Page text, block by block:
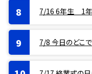
7/16 6年生 1年
7/8 今日のどこ